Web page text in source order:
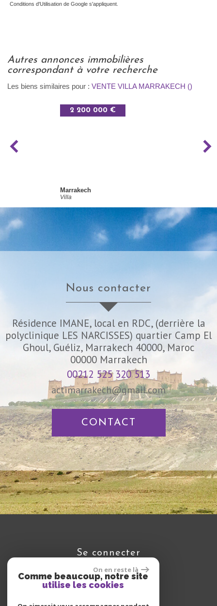
On en reste là
Comme beaucoup, notre site
utilise les cookies
Conditions d'Utilisation de Google s'appliquent.
autres annonces immobilières
correspondant à votre recherche
Les biens similaires pour : VENTE VILLA MARRAKECH ()
2 200 000 €
Marrakech
Villa
nous contacter
Résidence IMANE, local en RDC, (derrière la
polyclinique LES NARCISSES) quartier Camp El
Ghoul, Guéliz, Marrakech 40000, Maroc
00000 Marrakech
00212 525 320 513
actimarrakech@gmail.com
CONTACT
se connecter